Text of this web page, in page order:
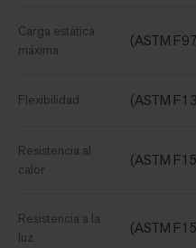
Carga estática
máxima
(ASTM
Flexibilidad (ASTM
Resistencia al
calor
(ASTM
Resistencia a la
luz
(ASTM